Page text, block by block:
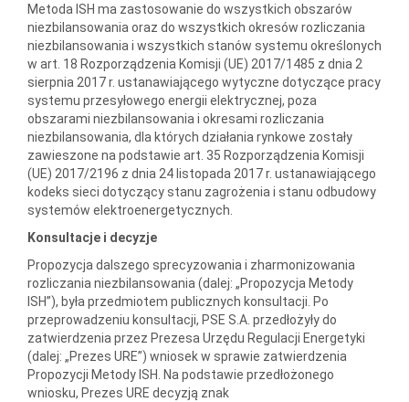
Metoda ISH ma zastosowanie do wszystkich obszarów
niezbilansowania oraz do wszystkich okresów rozliczania
niezbilansowania i wszystkich stanów systemu określonych
w art. 18 Rozporządzenia Komisji (UE) 2017/1485 z dnia 2
sierpnia 2017 r. ustanawiającego wytyczne dotyczące pracy
systemu przesyłowego energii elektrycznej, poza
obszarami niezbilansowania i okresami rozliczania
niezbilansowania, dla których działania rynkowe zostały
zawieszone na podstawie art. 35 Rozporządzenia Komisji
(UE) 2017/2196 z dnia 24 listopada 2017 r. ustanawiającego
kodeks sieci dotyczący stanu zagrożenia i stanu odbudowy
systemów elektroenergetycznych.
Konsultacje i decyzje
Propozycja dalszego sprecyzowania i zharmonizowania
rozliczania niezbilansowania (dalej: „Propozycja Metody
ISH”), była przedmiotem publicznych konsultacji. Po
przeprowadzeniu konsultacji, PSE S.A. przedłożyły do
zatwierdzenia przez Prezesa Urzędu Regulacji Energetyki
(dalej: „Prezes URE”) wniosek w sprawie zatwierdzenia
Propozycji Metody ISH. Na podstawie przedłożonego
wniosku, Prezes URE decyzją znak